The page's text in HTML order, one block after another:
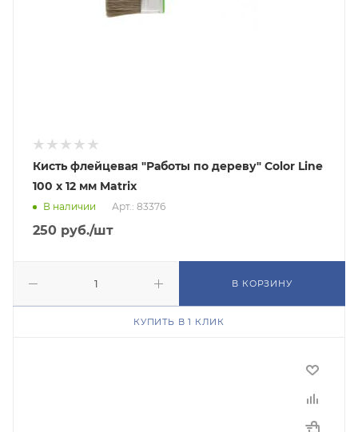
Кисть флейцевая "Работы по дереву" Color Line
100 х 12 мм Matrix
В наличии Арт.: 83376
250 руб./шт
В КОРЗИНУ
КУПИТЬ В 1 КЛИК